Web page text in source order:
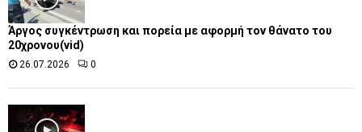
Άργος συγκέντρωση και πορεία με αφορμή τον θάνατο του
20χρονου(vid)
26.07.2026 0